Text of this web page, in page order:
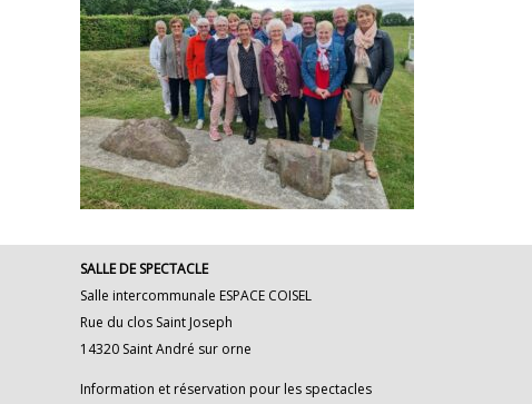
SALLE DE SPECTACLE
Salle intercommunale ESPACE COISEL
Rue du clos Saint Joseph
14320 Saint André sur orne
Information et réservation pour les spectacles